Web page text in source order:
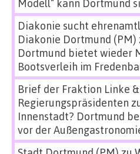
Modell“ kann Dortmund
Diakonie sucht
Diakonie Dortmund (PM)
Dortmund bietet wieder
Bootsverleih im
Brief der Fraktion Linke
Regierungspräsidenten
Innenstadt? Dortmund
vor der